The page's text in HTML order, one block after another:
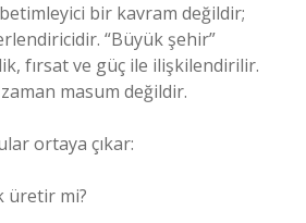
bir kavram değildir;
“Büyük şehir”
fırsat ve güç ile ilişkilendirilir.
masum değildir.
ortaya çıkar:
üretir mi?